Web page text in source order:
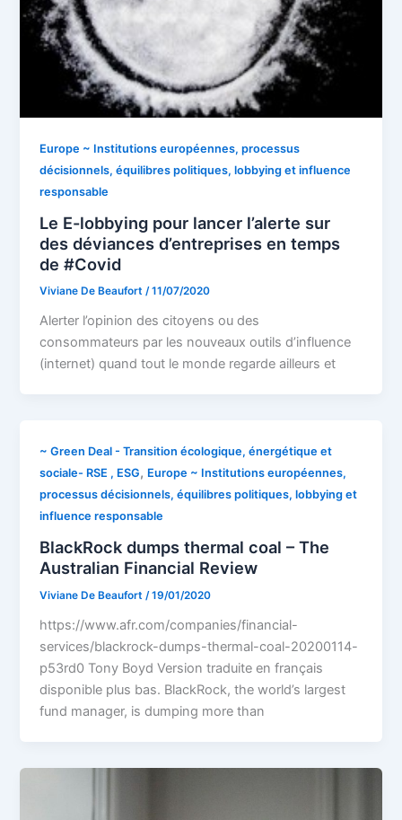
Europe ~ Institutions européennes, processus
décisionnels, équilibres politiques, lobbying et influence
responsable
Le E-lobbying pour lancer l’alerte sur
des déviances d’entreprises en temps
de #Covid
Viviane De Beaufort/11/07/2020
Alerter l’opinion des citoyens ou des
consommateurs par les nouveaux outils d’influence
(internet) quand tout le monde regarde ailleurs et
~ Green Deal - Transition écologique, énergétique et
sociale- RSE , ESG, Europe ~ Institutions européennes,
processus décisionnels, équilibres politiques, lobbying et
influence responsable
BlackRock dumps thermal coal – The
Australian Financial Review
Viviane De Beaufort/19/01/2020
https://www.afr.com/companies/financial-
services/blackrock-dumps-thermal-coal-20200114-
p53rd0 Tony Boyd Version traduite en français
disponible plus bas. BlackRock, the world’s largest
fund manager, is dumping more than